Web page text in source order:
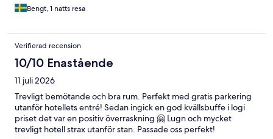
Bengt, 1 natts resa
Verifierad recension
10/10 Enastående
11 juli 2026
Trevligt bemötande och bra rum. Perfekt med gratis parkering
utanför hotellets entré! Sedan ingick en god kvällsbuffe i logi
priset det var en positiv överraskning 🤗 Lugn och mycket
trevligt hotell strax utanför stan. Passade oss perfekt!